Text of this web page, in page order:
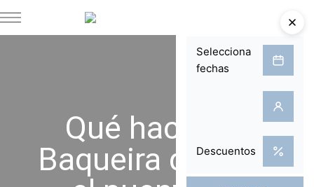
Qué hacer en
Baqueira durante